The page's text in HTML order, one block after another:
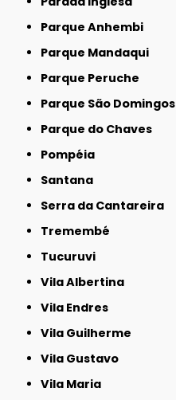
Parque Anhembi
Parque Mandaqui
Parque Peruche
Parque São Domingos
Parque do Chaves
Pompéia
Santana
Serra da Cantareira
Tremembé
Tucuruvi
Vila Albertina
Vila Endres
Vila Guilherme
Vila Gustavo
Vila Maria